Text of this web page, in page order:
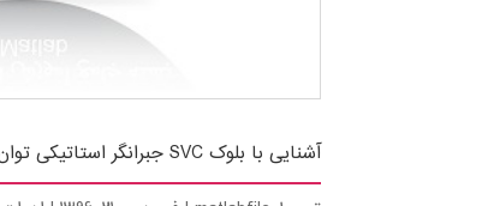
آشنایی با بلوک SVC جبرانگر استاتیکی توان راکتیو سه فاز در نرم افزار Matlab